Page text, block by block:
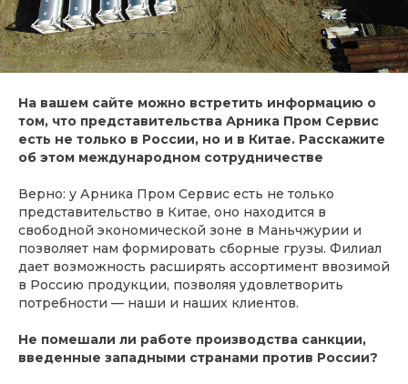
На вашем сайте можно встретить информацию о
том, что представительства Арника Пром Сервис
есть не только в России, но и в Китае. Расскажите
об этом международном сотрудничестве
Верно: у Арника Пром Сервис есть не только
представительство в Китае, оно находится в
свободной экономической зоне в Маньчжурии и
позволяет нам формировать сборные грузы. Филиал
дает возможность расширять ассортимент ввозимой
в Россию продукции, позволяя удовлетворить
потребности — наши и наших клиентов.
Не помешали ли работе производства санкции,
введенные западными странами против России?